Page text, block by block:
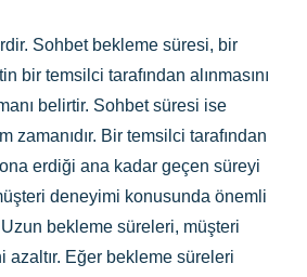
Sohbet bekleme süresi, bir
bir temsilci tarafından alınmasını
belirtir. Sohbet süresi ise
zamanıdır. Bir temsilci tarafından
erdiği ana kadar geçen süreyi
deneyimi konusunda önemli
bekleme süreleri, müşteri
azaltır. Eğer bekleme süreleri